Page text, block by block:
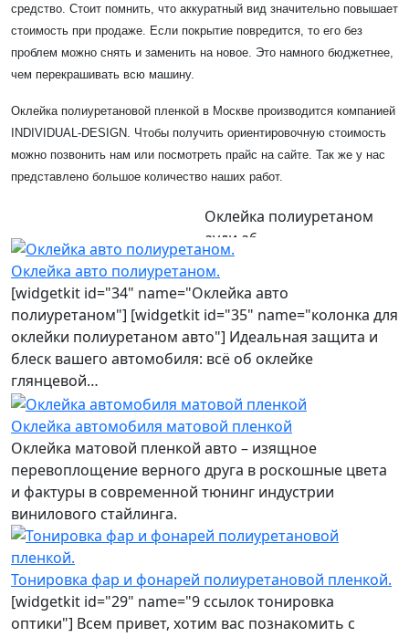
средство. Стоит помнить, что аккуратный вид значительно повышает
стоимость при продаже. Если покрытие повредится, то его без
проблем можно снять и заменить на новое. Это намного бюджетнее,
чем перекрашивать всю машину.
Оклейка полиуретановой пленкой в Москве производится компанией
INDIVIDUAL-DESIGN. Чтобы получить ориентировочную стоимость
можно позвонить нам или посмотреть прайс на сайте. Так же у нас
представлено большое количество наших работ.
Оклейка полиуретаном
ауди а6
Оклейка авто полиуретаном.
[widgetkit id="34" name="Оклейка авто
полиуретаном"] [widgetkit id="35" name="колонка для
оклейки полиуретаном авто"] Идеальная защита и
блеск вашего автомобиля: всё об оклейке
глянцевой…
Оклейка автомобиля матовой пленкой
Оклейка матовой пленкой авто – изящное
перевоплощение верного друга в роскошные цвета
и фактуры в современной тюнинг индустрии
винилового стайлинга.
Тонировка фар и фонарей полиуретановой пленкой.
[widgetkit id="29" name="9 ссылок тонировка
оптики"] Всем привет, хотим вас познакомить с